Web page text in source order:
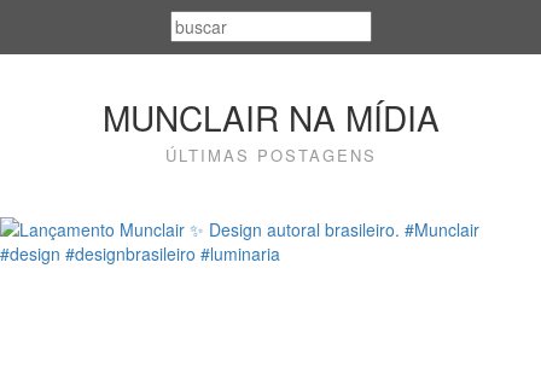
MUNCLAIR NA MÍDIA
ÚLTIMAS POSTAGENS